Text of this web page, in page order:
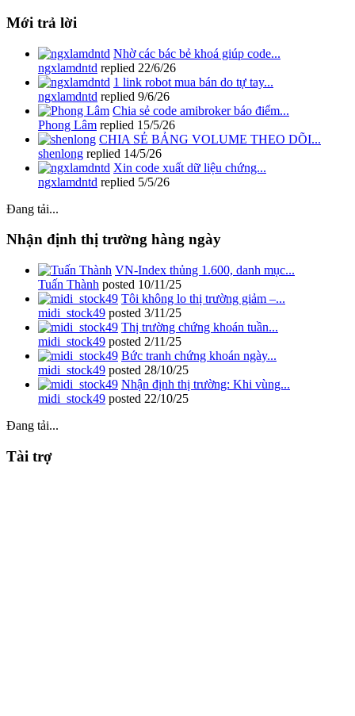
Mới trả lời
Nhờ các bác bẻ khoá giúp code...
ngxlamdntd replied 22/6/26
1 link robot mua bán do tự tay...
ngxlamdntd replied 9/6/26
Chia sẻ code amibroker báo điểm...
Phong Lâm replied 15/5/26
CHIA SẺ BẢNG VOLUME THEO DÕI...
shenlong replied 14/5/26
Xin code xuất dữ liệu chứng...
ngxlamdntd replied 5/5/26
Đang tải...
Nhận định thị trường hàng ngày
VN-Index thủng 1.600, danh mục...
Tuấn Thành posted 10/11/25
Tôi không lo thị trường giảm –...
midi_stock49 posted 3/11/25
Thị trường chứng khoán tuần...
midi_stock49 posted 2/11/25
Bức tranh chứng khoán ngày...
midi_stock49 posted 28/10/25
Nhận định thị trường: Khi vùng...
midi_stock49 posted 22/10/25
Đang tải...
Tài trợ